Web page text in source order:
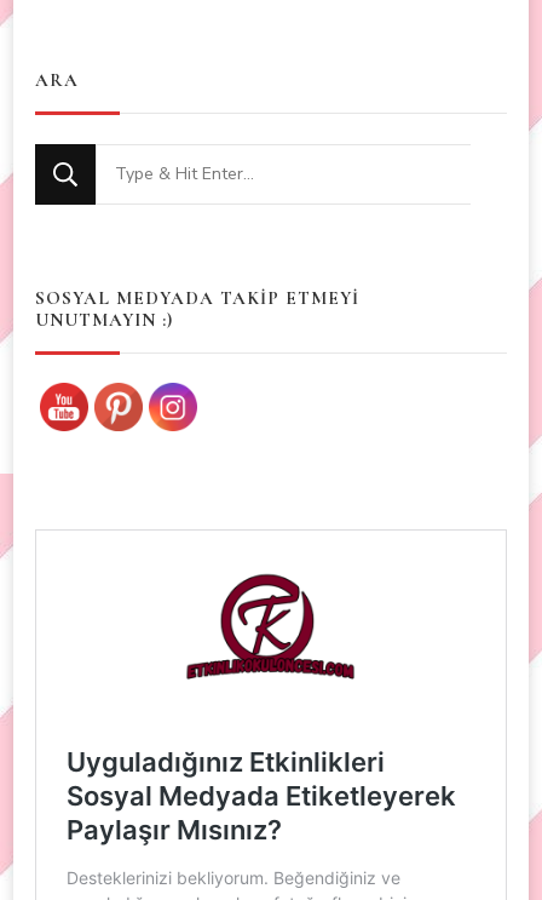
ARA
Looking
for
SOSYAL MEDYADA TAKİP ETMEYİ
UNUTMAYIN :)